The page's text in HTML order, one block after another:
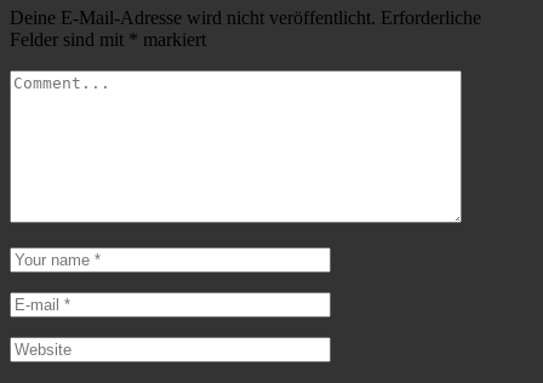
Deine E-Mail-Adresse wird nicht veröffentlicht. Erforderliche
Felder sind mit * markiert